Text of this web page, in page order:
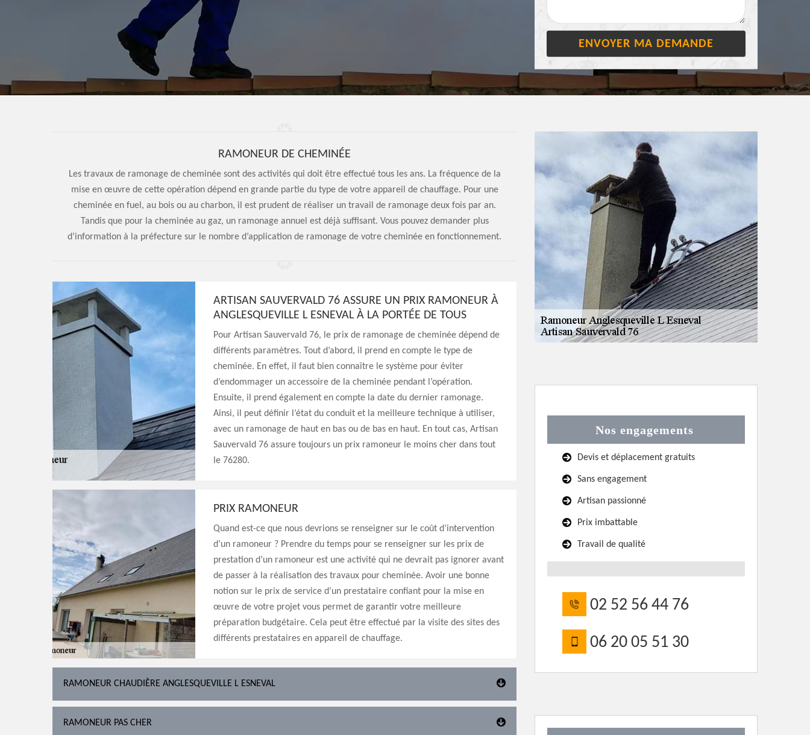
RAMONEUR DE CHEMINÉE
Les travaux de ramonage de cheminée sont des activités qui doit être effectué tous les ans. La fréquence de la
mise en œuvre de cette opération dépend en grande partie du type de votre appareil de chauffage. Pour une
cheminée en fuel, au bois ou au charbon, il est prudent de réaliser un travail de ramonage deux fois par an.
Tandis que pour la cheminée au gaz, un ramonage annuel est déjà suffisant. Vous pouvez demander plus
d’information à la préfecture sur le nombre d’application de ramonage de votre cheminée en fonctionnement.
ARTISAN SAUVERVALD 76 ASSURE UN PRIX RAMONEUR À
ANGLESQUEVILLE L ESNEVAL À LA PORTÉE DE TOUS
Pour Artisan Sauvervald 76, le prix de ramonage de cheminée dépend de
différents paramètres. Tout d’abord, il prend en compte le type de
cheminée. En effet, il faut bien connaître le système pour éviter
d’endommager un accessoire de la cheminée pendant l’opération.
Ensuite, il prend également en compte la date du dernier ramonage.
Ainsi, il peut définir l’état du conduit et la meilleure technique à utiliser,
avec un ramonage de haut en bas ou de bas en haut. En tout cas, Artisan
Sauvervald 76 assure toujours un prix ramoneur le moins cher dans tout
le 76280.
PRIX RAMONEUR
Quand est-ce que nous devrions se renseigner sur le coût d’intervention
d’un ramoneur ? Prendre du temps pour se renseigner sur les prix de
prestation d’un ramoneur est une activité qui ne devrait pas ignorer avant
de passer à la réalisation des travaux pour cheminée. Avoir une bonne
notion sur le prix de service d’un prestataire confiant pour la mise en
œuvre de votre projet vous permet de garantir votre meilleure
préparation budgétaire. Cela peut être effectué par la visite des sites des
différents prestataires en appareil de chauffage.
RAMONEUR CHAUDIÈRE ANGLESQUEVILLE L ESNEVAL
RAMONEUR PAS CHER
Nos engagements
Devis et déplacement gratuits
Sans engagement
Artisan passionné
Prix imbattable
Travail de qualité
02 52 56 44 76
06 20 05 51 30